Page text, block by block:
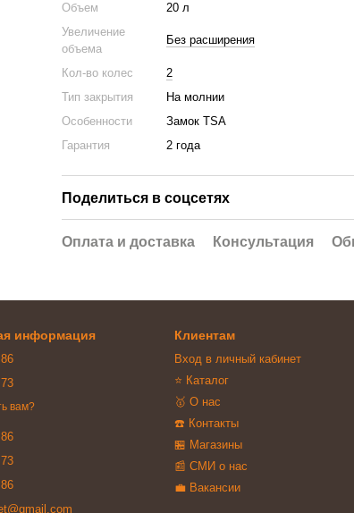
Объем
20 л
Увеличение
объема
Без расширения
Кол-во колес
2
Тип закрытия
На молнии
Особенности
Замок TSA
Гарантия
2 года
Поделиться в соцсетях
Оплата и доставка Консультация
информация
вам?
Клиентам
Вход в личный кабинет
⭐ Каталог
🥇 О нас
☎️ Контакты
🏪 Магазины
📰 СМИ о нас
💼 Вакансии